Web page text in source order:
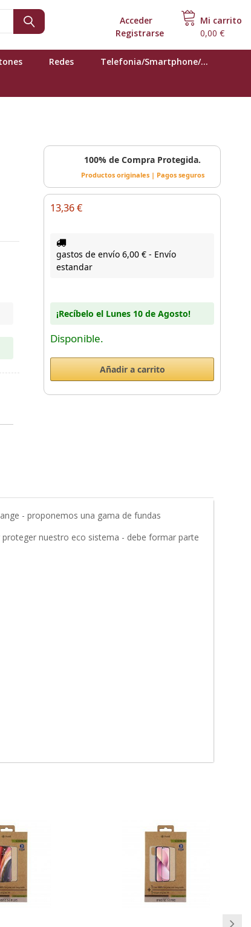
Mi carrito
0,00 €
Accedero
Registrarse
Redes Telefonia/Smartphone/...
100% de Compra Protegida.
Productos originales | Pagos seguros
13,36 €
gastos de envío 6,00 € - Envío
estandar
¡Recíbelo el Lunes 10 de Agosto!
Disponible.
- proponemos una gama de fundas
nuestro eco sistema - debe formar parte